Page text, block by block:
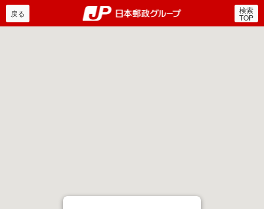
郵便局・日本郵政グルー
戻る 検索
TOP